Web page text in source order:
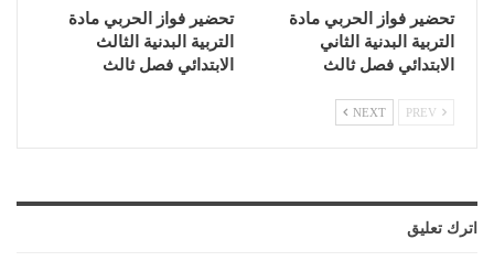
تحضير فواز الحربي مادة
التربية البدنية الثاني
الابتدائي فصل ثالث
تحضير فواز الحربي مادة
التربية البدنية الثالث
الابتدائي فصل ثالث
NEXT
اترك تعليق